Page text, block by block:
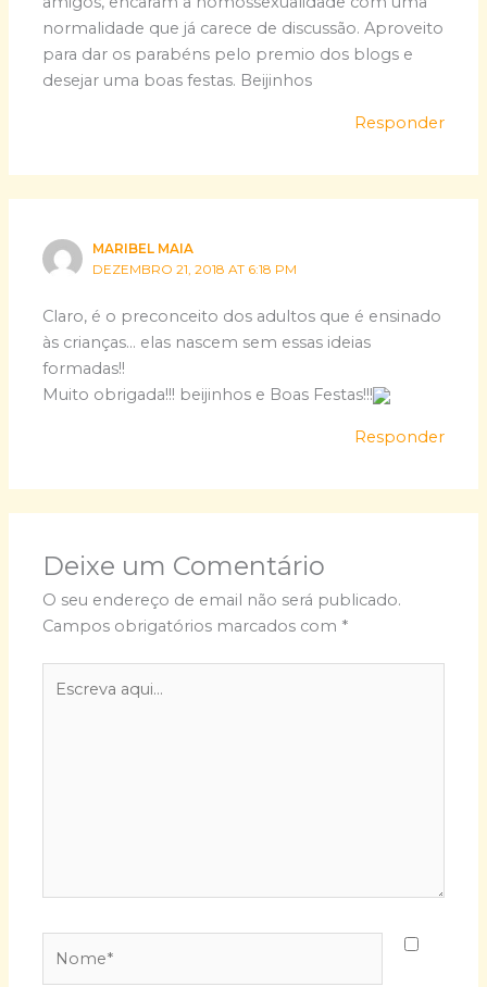
normalidade que já carece de discussão. Aproveito
para dar os parabéns pelo premio dos blogs e
desejar uma boas festas. Beijinhos
Responder
MARIBEL MAIA
DEZEMBRO 21, 2018 AT 6:18 PM
Claro, é o preconceito dos adultos que é ensinado
às crianças… elas nascem sem essas ideias
formadas!!
Muito obrigada!!! beijinhos e Boas Festas!!!
Responder
Deixe um Comentário
O seu endereço de email não será publicado.
Campos obrigatórios marcados com *
aqui...